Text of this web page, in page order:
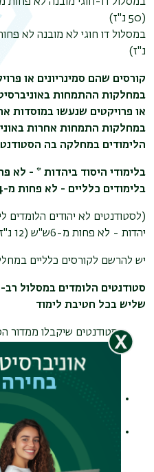
(50 נ"ז)
נ"ז)
קורסים שהם סמינריונים או
במחלקות ההתמחות
או פרויקטים שנעשו במוסדות
במחלקות התמחות אחרות
הלימודים במחלקה בה
בלימודי היסוד ביהדות * - לא פחות מ-4
בלימודים כלליים - לא פחות מ-4 ש"ש ( 8 נ"ז).
(לסטודנטים לא יהודים הלומדים
יהדות - לא פחות מ-6ש"ש (12 נ"ז)
יש להרשם לקורסים כלליים
סטודנטים הלומדים במסלול
שליש בכל חטיבת לימוד
סטודנטים שיקבלו ממדור
הנ"ל יהיו חייבים להמיר
חובותיהם בלימודי משפט
למשפטים ייקבעו בכל
סטודנט שרשום לקורס שבו
תל"מ בבקשה למחיקת
שהסטודנט טרם נבחן בו.